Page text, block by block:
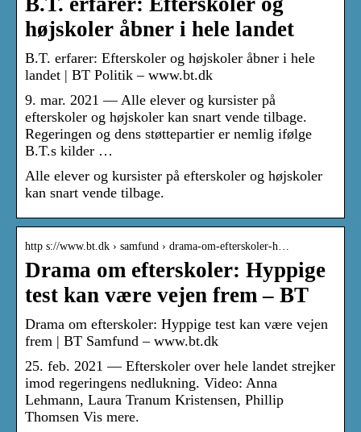
højskoler åbner i hele landet
B.T. erfarer: Efterskoler og højskoler åbner i hele
landet | BT Politik – www.bt.dk
9. mar. 2021 — Alle elever og kursister på
efterskoler og højskoler kan snart vende tilbage.
Regeringen og dens støttepartier er nemlig ifølge
B.T.s kilder …
Alle elever og kursister på efterskoler og højskoler
kan snart vende tilbage.
http s://www.bt.dk › samfund › drama-om-efterskoler-h…
Drama om efterskoler: Hyppige
test kan være vejen frem – BT
Drama om efterskoler: Hyppige test kan være vejen
frem | BT Samfund – www.bt.dk
25. feb. 2021 — Efterskoler over hele landet strejker
imod regeringens nedlukning. Video: Anna
Lehmann, Laura Tranum Kristensen, Phillip
Thomsen Vis mere.